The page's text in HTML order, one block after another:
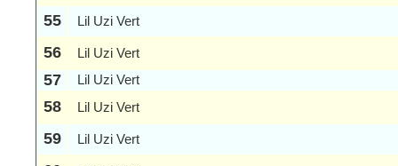
55 Lil Uzi Vert
56 Lil Uzi Vert
57 Lil Uzi Vert
58 Lil Uzi Vert
59 Lil Uzi Vert